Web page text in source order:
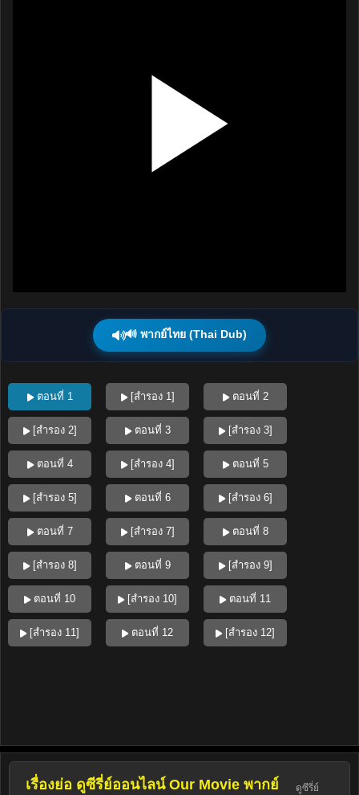
🔊 พากย์ไทย (Thai Dub)
ตอนที่ 1 [สำรอง 1] ตอนที่ 2
[สำรอง 2] ตอนที่ 3 [สำรอง 3]
ตอนที่ 4 [สำรอง 4] ตอนที่ 5
[สำรอง 5] ตอนที่ 6 [สำรอง 6]
ตอนที่ 7 [สำรอง 7] ตอนที่ 8
[สำรอง 8] ตอนที่ 9 [สำรอง 9]
ตอนที่ 10 [สำรอง 10] ตอนที่ 11
[สำรอง 11] ตอนที่ 12 [สำรอง 12]
เรื่องย่อ ดูซีรี่ย์ออนไลน์ Our Movie พากย์
ดูซีรี่ย์